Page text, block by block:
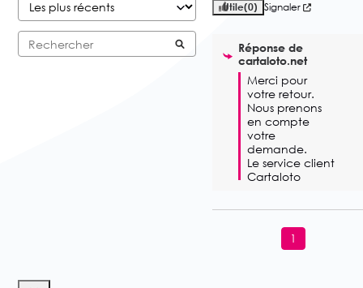
Utile(0) Signaler
Réponse de
cartaloto.net
Merci pour
votre retour.
Nous prenons
en compte
votre
demande.
Le service client
Cartaloto
1